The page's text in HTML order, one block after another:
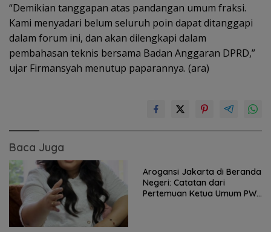
“Demikian tanggapan atas pandangan umum fraksi.
Kami menyadari belum seluruh poin dapat ditanggapi
dalam forum ini, dan akan dilengkapi dalam
pembahasan teknis bersama Badan Anggaran DPRD,”
ujar Firmansyah menutup paparannya. (ara)
Baca Juga
Arogansi Jakarta di Beranda
Negeri: Catatan dari
Pertemuan Ketua Umum PWI